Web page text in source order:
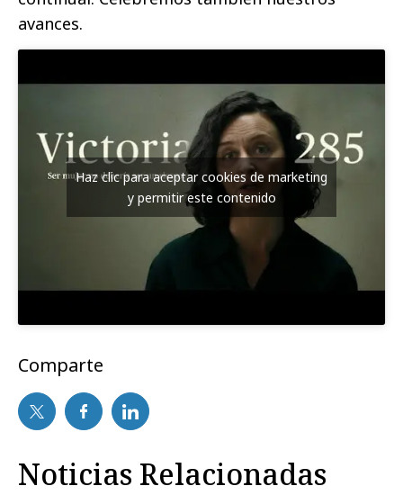
avances.
Haz clic para aceptar cookies de marketing
y permitir este contenido
Comparte
Noticias Relacionadas